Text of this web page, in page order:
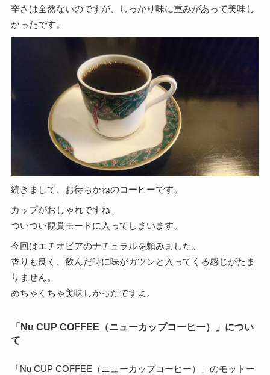
辛さは全然ないのですが、しっかり味に重みがあって美味し
かったです。
続きまして、お待ちかねのコーヒーです。
カップがおしゃれですね。
ついつい観賞モードに入ってしまいます。
今回はエチオピアのナチュラルを頼みました。
香りも良く、飲んだ時に味がガツンと入ってくる感じがたま
りません。
めちゃくちゃ美味しかったですよ。
「Nu CUP COFFEE（ニューカップコーヒー）」につい
て
「Nu CUP COFFEE（ニューカップコーヒー）」のモットー